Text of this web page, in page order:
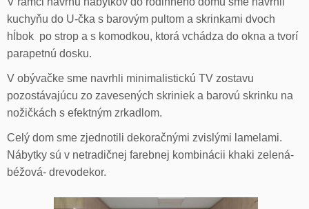
kuchyňu do U-čka s barovým pultom a skrinkami dvoch
hĺbok po strop a s komodkou, ktorá vchádza do okna a tvorí
parapetnú dosku.
V obývačke sme navrhli minimalistickú TV zostavu
pozostávajúcu zo zavesených skriniek a barovú skrinku na
nožičkách s efektným zrkadlom.
Celý dom sme zjednotili dekoračnými zvislými lamelami.
Nábytky sú v netradičnej farebnej kombinácii khaki zelená-
béžová- drevodekor.